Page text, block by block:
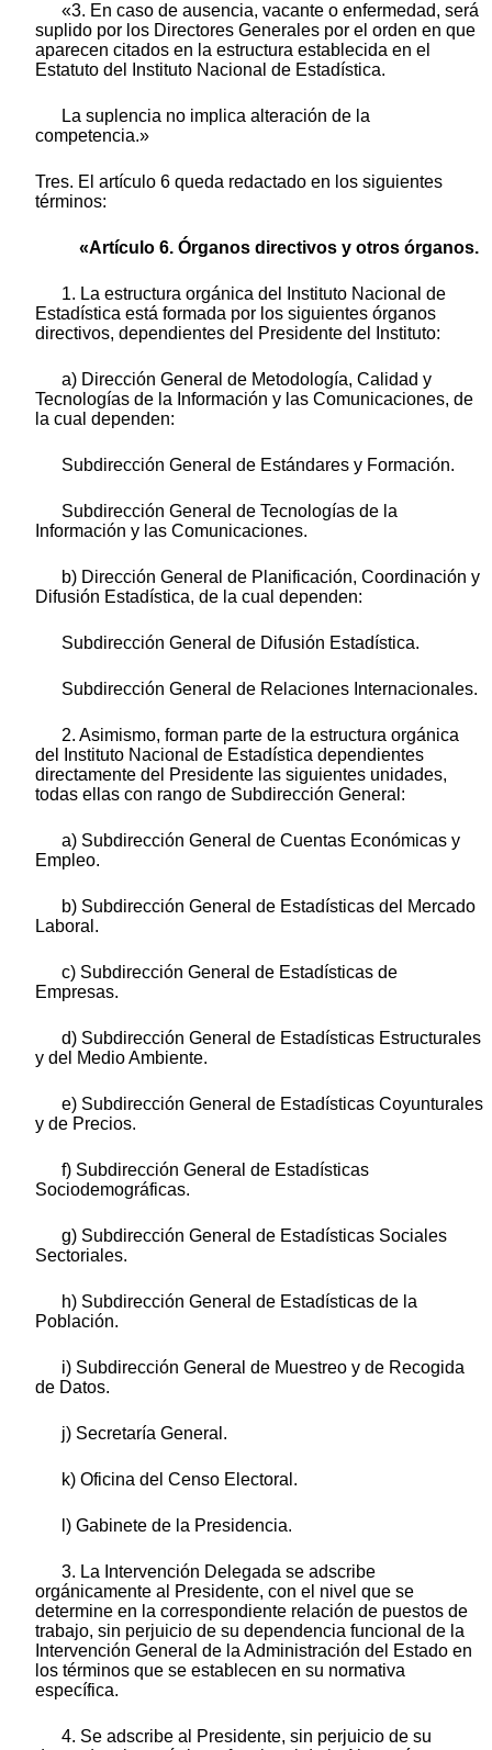
«3. En caso de ausencia, vacante o enfermedad, será
suplido por los Directores Generales por el orden en que
aparecen citados en la estructura establecida en el
Estatuto del Instituto Nacional de Estadística.
La suplencia no implica alteración de la
competencia.»
Tres. El artículo 6 queda redactado en los siguientes
términos:
«Artículo 6. Órganos directivos y otros órganos.
1. La estructura orgánica del Instituto Nacional de
Estadística está formada por los siguientes órganos
directivos, dependientes del Presidente del Instituto:
a) Dirección General de Metodología, Calidad y
Tecnologías de la Información y las Comunicaciones, de
la cual dependen:
Subdirección General de Estándares y Formación.
Subdirección General de Tecnologías de la
Información y las Comunicaciones.
b) Dirección General de Planificación, Coordinación y
Difusión Estadística, de la cual dependen:
Subdirección General de Difusión Estadística.
Subdirección General de Relaciones Internacionales.
2. Asimismo, forman parte de la estructura orgánica
del Instituto Nacional de Estadística dependientes
directamente del Presidente las siguientes unidades,
todas ellas con rango de Subdirección General:
a) Subdirección General de Cuentas Económicas y
Empleo.
b) Subdirección General de Estadísticas del Mercado
Laboral.
c) Subdirección General de Estadísticas de
Empresas.
d) Subdirección General de Estadísticas Estructurales
y del Medio Ambiente.
e) Subdirección General de Estadísticas Coyunturales
y de Precios.
f) Subdirección General de Estadísticas
Sociodemográficas.
g) Subdirección General de Estadísticas Sociales
Sectoriales.
h) Subdirección General de Estadísticas de la
Población.
i) Subdirección General de Muestreo y de Recogida
de Datos.
j) Secretaría General.
k) Oficina del Censo Electoral.
l) Gabinete de la Presidencia.
3. La Intervención Delegada se adscribe
orgánicamente al Presidente, con el nivel que se
determine en la correspondiente relación de puestos de
trabajo, sin perjuicio de su dependencia funcional de la
Intervención General de la Administración del Estado en
los términos que se establecen en su normativa
específica.
4. Se adscribe al Presidente, sin perjuicio de su